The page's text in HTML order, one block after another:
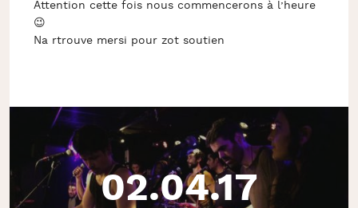
Attention cette fois nous commencerons à l’heure
😉
Na rtrouve mersi pour zot soutien
02.04.17